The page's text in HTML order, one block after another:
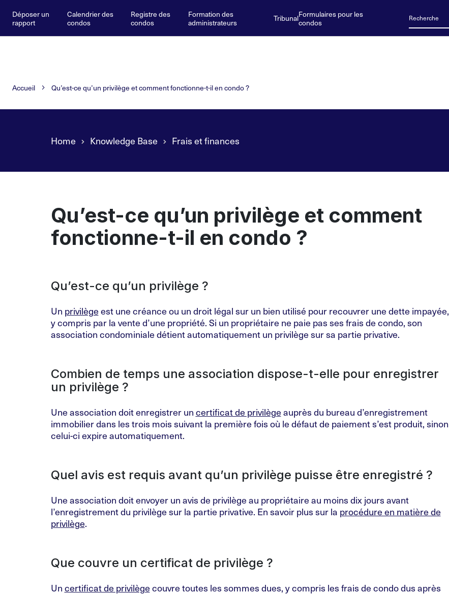
Déposer un
rapport
Calendrier des
condos
Registre des
condos
Formation des
administrateurs
TribunalFormulaires pour les
condos
Accueil Qu’est-ce qu’un privilège et comment fonctionne-t-il en condo ?
Home Knowledge Base Frais et finances
Qu’est-ce qu’un privilège et comment
fonctionne-t-il en condo ?
Qu’est-ce qu’un privilège ?
Un privilègeest une créance ou un droit légal sur un bien utilisé pour recouvrer une dette impayée,
y compris par la vente d’une propriété. Si un propriétaire ne paie pas ses frais de condo, son
association condominiale détient automatiquement un privilège sur sa partie privative.
Combien de temps une association dispose-t-elle pour enregistrer
un privilège ?
Une association doit enregistrer uncertificat de privilègeauprès du bureau d’enregistrement
immobilier dans les trois mois suivant la première fois où le défaut de paiement s’est produit, sinon
celui-ci expire automatiquement.
Quel avis est requis avant qu’un privilège puisse être enregistré ?
Une association doit envoyer un avis de privilège au propriétaire au moins dix jours avant
l’enregistrement du privilège sur la partie privative. En savoir plus sur la procédure en matière de
privilège.
Que couvre un certificat de privilège ?
Uncertificat de privilègecouvre toutes les sommes dues, y compris les frais de condo dus après